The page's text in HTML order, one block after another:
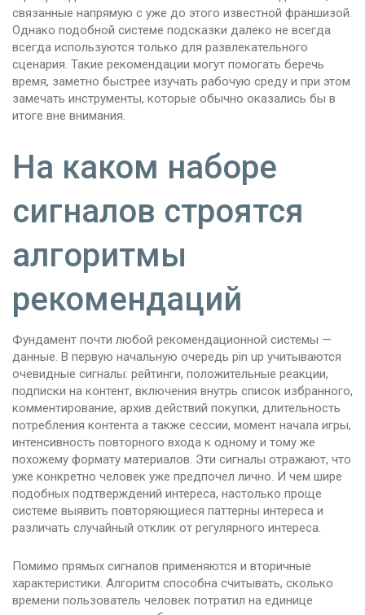
связанные напрямую с уже до этого известной франшизой.
Однако подобной системе подсказки далеко не всегда
всегда используются только для развлекательного
сценария. Такие рекомендации могут помогать беречь
время, заметно быстрее изучать рабочую среду и при этом
замечать инструменты, которые обычно оказались бы в
итоге вне внимания.
На каком наборе
сигналов строятся
алгоритмы
рекомендаций
Фундамент почти любой рекомендационной системы —
данные. В первую начальную очередь pin up учитываются
очевидные сигналы: рейтинги, положительные реакции,
подписки на контент, включения внутрь список избранного,
комментирование, архив действий покупки, длительность
потребления контента а также сессии, момент начала игры,
интенсивность повторного входа к одному и тому же
похожему формату материалов. Эти сигналы отражают, что
уже конкретно человек уже предпочел лично. И чем шире
подобных подтверждений интереса, настолько проще
системе выявить повторяющиеся паттерны интереса и
различать случайный отклик от регулярного интереса.
Помимо прямых сигналов применяются и вторичные
характеристики. Алгоритм способна считывать, сколько
времени пользователь человек потратил на единице